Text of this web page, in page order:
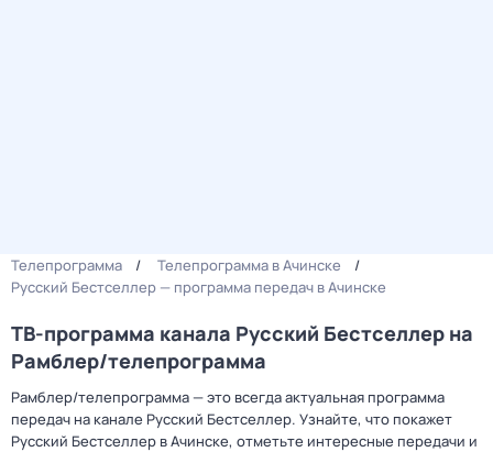
Телепрограмма
Телепрограмма в Ачинске
Русский Бестселлер — программа передач в Ачинске
ТВ-программа канала Русский Бестселлер на
Рамблер/телепрограмма
Рамблер/телепрограмма — это всегда актуальная программа
передач на канале Русский Бестселлер. Узнайте, что покажет
Русский Бестселлер в Ачинске, отметьте интересные передачи и